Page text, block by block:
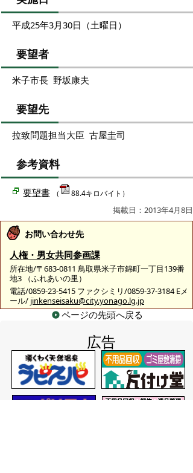
平成25年3月30日（土曜日）
要望者
米子市長 野坂康夫
要望先
拉致問題担当大臣 古屋圭司
参考資料
要望書 （ 88.4キロバイト）
掲載日：2013年4月8日
お問い合わせ先
人権・男女共同参画課
所在地/〒683-0811 鳥取県米子市錦町一丁目139番
地3 （ふれあいの里）
電話/0859-23-5415 ファクシミリ/0859-37-3184 Eメ
ール/ jinkenseisaku@city.yonago.lg.jp
ページの先頭へ戻る
広告